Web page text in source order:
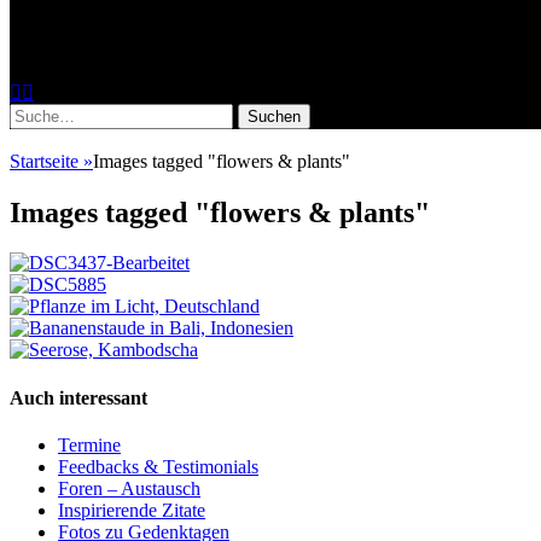
Facebook
Suche
nach:
Startseite »Images tagged "flowers & plants"
Images tagged "flowers & plants"
Auch interessant
Termine
Feedbacks & Testimonials
Foren – Austausch
Inspirierende Zitate
Fotos zu Gedenktagen